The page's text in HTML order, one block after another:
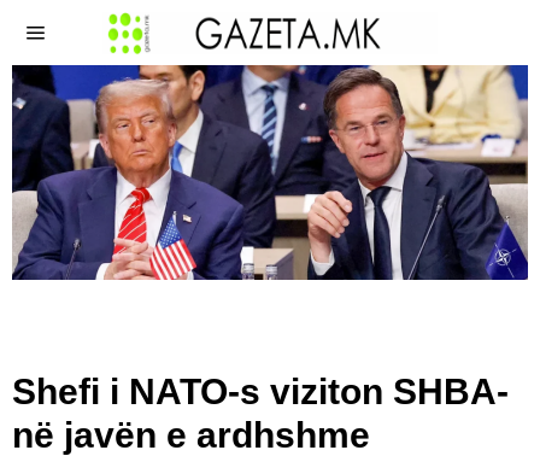
Shefi i NATO-s viziton SHBA-
në javën e ardhshme